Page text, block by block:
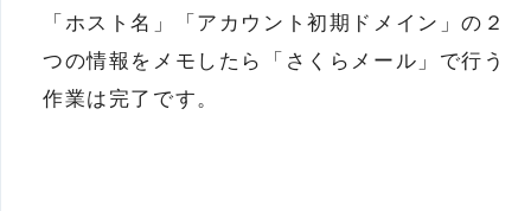
「ホスト名」「アカウント初期ドメイン」の２
つの情報をメモしたら「さくらメール」で行う
作業は完了です。